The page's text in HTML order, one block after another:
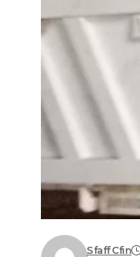
Sfaff Cfin